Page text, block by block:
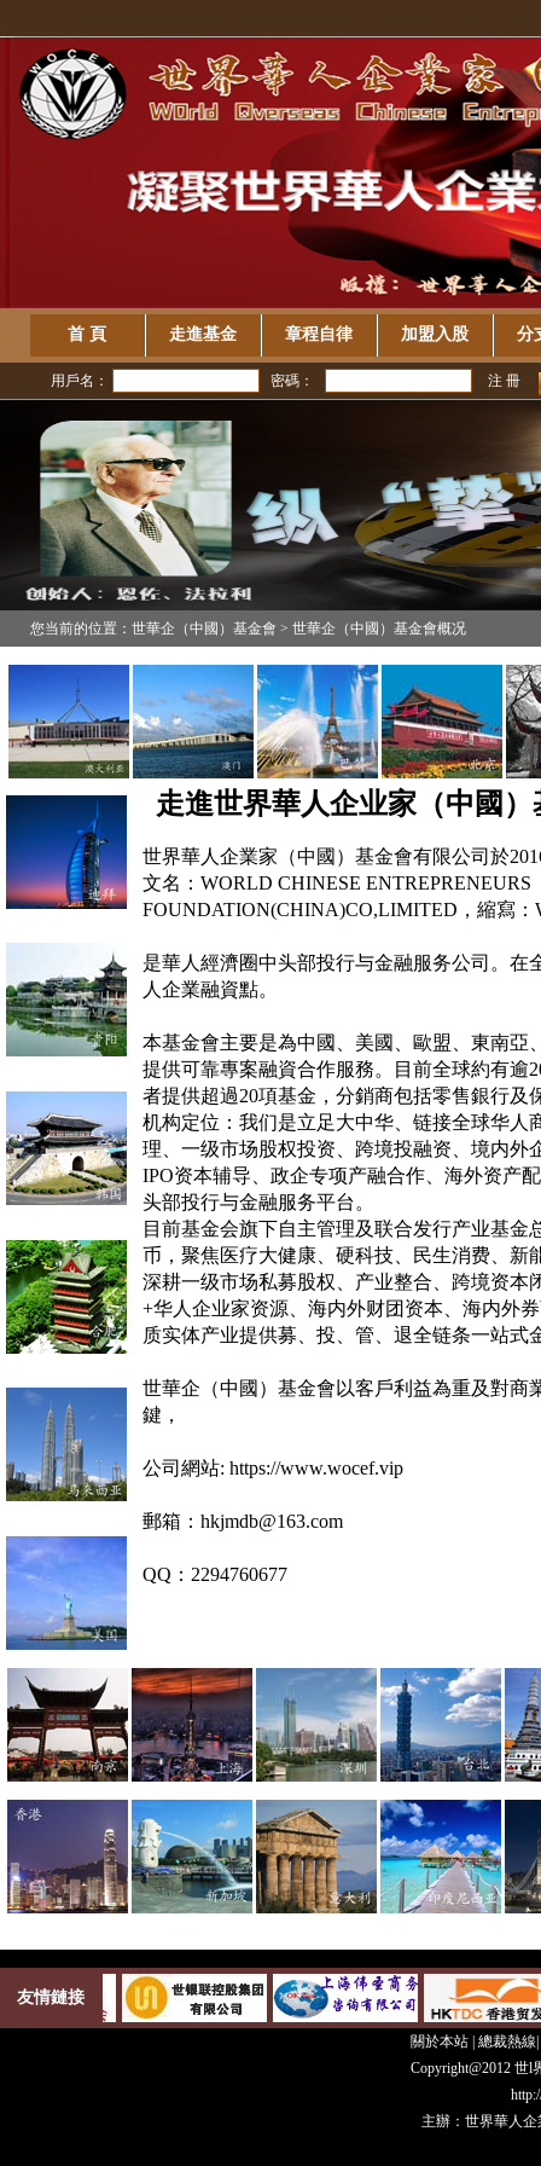
首 頁 走進基金 章程自律 加盟入股 分
用戶名： 密碼： 注 冊
您当前的位置：世華企（中國）基金會 > 世華企（中國）基金會概况
走進世界華人企业家（中國
世界華人企業家（中國）基金會有限公司於
文名：WORLD CHINESE ENTREPRENEURS
FOUNDATION(CHINA)CO,LIMITED，縮寫：
是華人經濟圈中头部投行与金融服务公司。在
人企業融資點。
本基金會主要是為中國、美國、歐盟、東南亞
提供可靠專案融資合作服務。目前全球約有逾
者提供超過20項基金，分銷商包括零售銀行及
机构定位：我们是立足大中华、链接全球华人
理、一级市场股权投资、跨境投融资、境内外
IPO资本辅导、政企专项产融合作、海外资产
头部投行与金融服务平台。
目前基金会旗下自主管理及联合发行产业基金
币，聚焦医疗大健康、硬科技、民生消费、新
深耕一级市场私募股权、产业整合、跨境资本
+华人企业家资源、海内外财团资本、海内外
质实体产业提供募、投、管、退全链条一站式
世華企（中國）基金會以客戶利益為重及對商
鍵，
公司網站: https://www.wocef.vip
郵箱：hkjmdb@163.com
QQ：2294760677
友情鏈接
關於本站 |總裁熱線
Copyright@2012 世
主辦：世界華人